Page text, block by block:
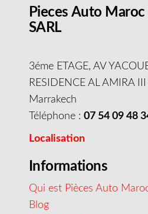
Pieces Auto Maroc
SARL
3éme ETAGE, AV
RESIDENCE AL AMIRA
Marrakech
Téléphone : 07 54 09 48
Localisation
Informations
Qui est Pièces Auto
Blog